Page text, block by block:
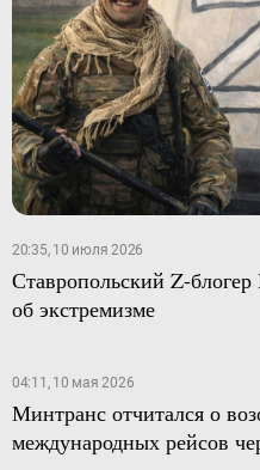
20:35, 10 июля 2026
Ставропольский Z-блогер
об экстремизме
04:11, 10 мая 2026
Минтранс отчитался о
международных рейсов